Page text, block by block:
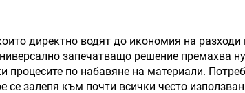
директно водят до икономия на разходи
запечатващо решение премахва
по набавяне на материали.
залепя към почти всички често